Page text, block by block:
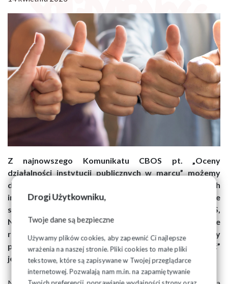
Drogi Użytkowniku,
Twoje dane są bezpieczne
Używamy plików cookies, aby zapewnić Ci najlepsze
wrażenia na naszej stronie. Pliki cookies to małe pliki
tekstowe, które są zapisywane w Twojej przeglądarce
internetowej. Pozwalają nam m.in. na zapamiętywanie
Z najnowszego Komunikatu CBOS pt. „Oceny
działalności instytucji publicznych w marcu” możemy
dowiedzieć się, jak Polacy oceniają działalność takich
instytucji jak parlament, prezydent, władze
samorządowe, sądy i prokuratura, policja, wojsko, ZUS,
NFZ oraz szereg innych. Ocenie zostały poddane
również związki zawodowe. Z zadowoleniem możemy
przyjąć, że obecnie funkcjonowanie NSZZ „Solidarność”
jest lepiej odbierane niż przed sześcioma miesiącami.